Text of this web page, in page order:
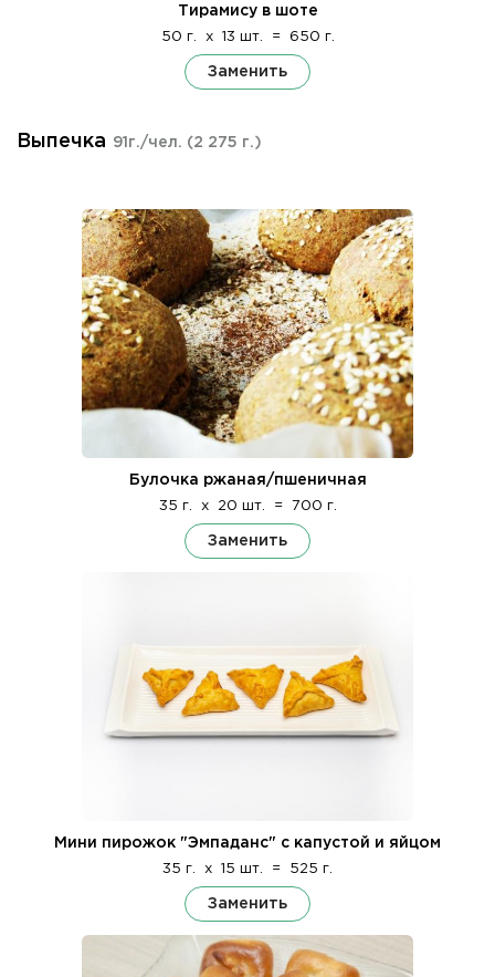
Тирамису в шоте
50 г. x 13 шт. = 650 г.
Заменить
Выпечка 91г./чел. (2 275 г.)
Булочка ржаная/пшеничная
35 г. x 20 шт. = 700 г.
Заменить
Мини пирожок "Эмпаданс" с капустой и яйцом
35 г. x 15 шт. = 525 г.
Заменить